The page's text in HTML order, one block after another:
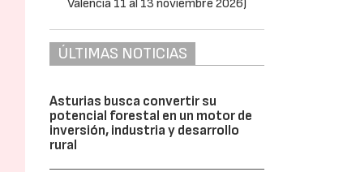
ÚLTIMAS NOTICIAS
Asturias busca convertir su
potencial forestal en un motor de
inversión, industria y desarrollo
rural